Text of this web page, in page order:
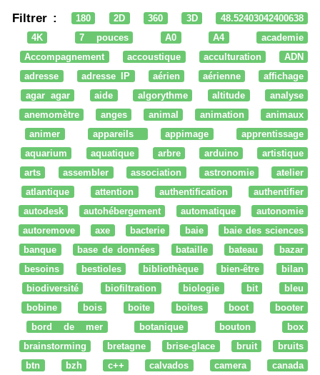
Filtrer : 180 2D 360 3D
48.52403042400638
4K
7 pouces A0 A4
academie
Accompagnement
accoustique acculturation
ADN
adresse
adresse IP aérien aérienne
affichage
agar agar
aide algorythme altitude
analyse
anemomètre
anges animal animation
animaux
animer
appareils appimage
apprentissage
aquarium
aquatique arbre arduino
artistique
arts
assembler association astronomie
atelier
atlantique
attention authentification
authentifier
autodesk
autohébergement automatique
autonomie
autoremove
axe bacterie baie
baie des sciences
banque
base de données bataille bateau
bazar
besoins
bestioles bibliothèque bien-être
bilan
biodiversité
biofiltration biologie bit
bleu
bobine
bois boite boites boot
booter
bord de mer
botanique bouton
box
brainstorming
bretagne brise-glace bruit
bruits
btn
bzh c++ calvados camera
canada